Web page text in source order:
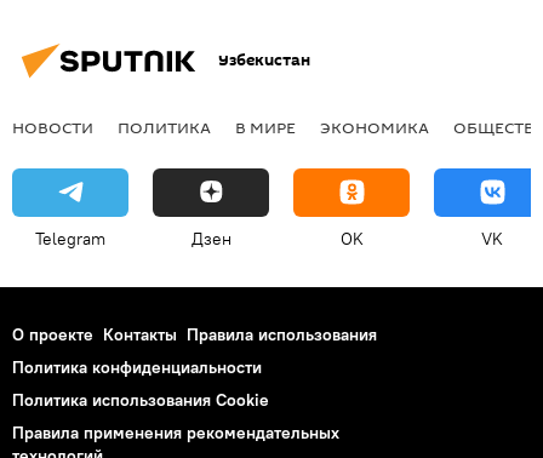
Узбекистан
НОВОСТИ ПОЛИТИКА В МИРЕ ЭКОНОМИКА
Telegram Дзен OK VK
О проекте Контакты Правила использования
Политика конфиденциальности
Политика использования Cookie
Правила применения рекомендательных